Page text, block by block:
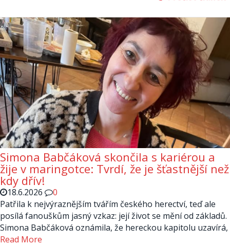
Simona Babčáková skončila s kariérou a
žije v maringotce: Tvrdí, že je šťastnější než
kdy dřív!
18.6.2026
0
Patřila k nejvýraznějším tvářím českého herectví, teď ale
posílá fanouškům jasný vzkaz: její život se mění od základů.
Simona Babčáková oznámila, že hereckou kapitolu uzavírá,
Read More